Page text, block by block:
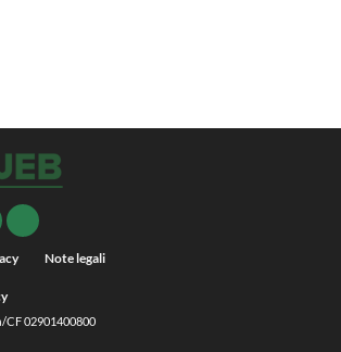
Note legali
CF 02901400800